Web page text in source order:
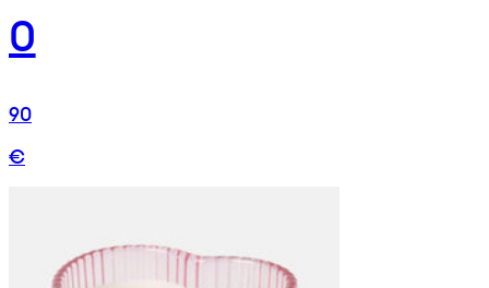
0
90
€